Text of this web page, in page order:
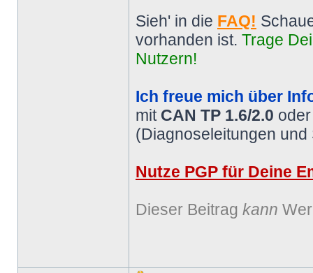
Sieh' in die FAQ!
vorhanden ist. Trage
Nutzern!
Ich freue mich über
mit CAN TP 1.6/2.0
(Diagnoseleitungen
Nutze PGP für Deine
Dieser Beitrag kann